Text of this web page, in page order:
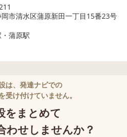
市清水区蒲原新田一丁目15番23号
蒲原駅
は、発達ナビでの
受け付けていません。
をまとめて
わせしませんか？